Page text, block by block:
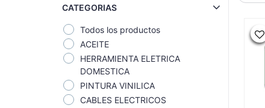
CATEGORIAS
Todos los productos
ACEITE
HERRAMIENTA ELETRICA
DOMESTICA
PINTURA VINILICA
CABLES ELECTRICOS